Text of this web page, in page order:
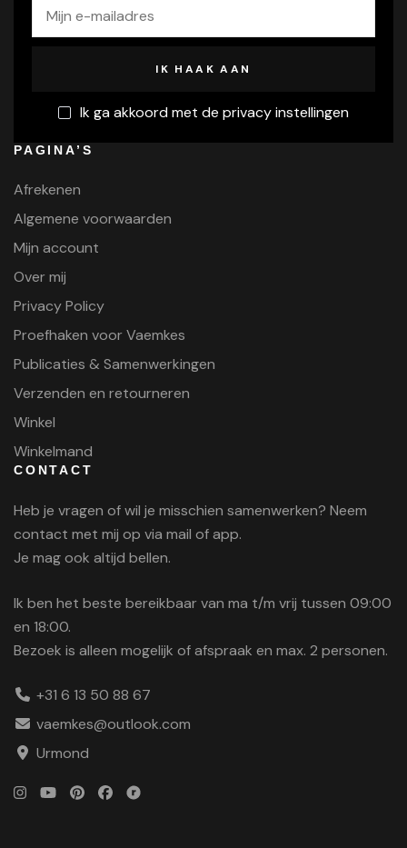
Ik ga akkoord met de privacy instellingen
PAGINA’S
Afrekenen
Algemene voorwaarden
Mijn account
Over mij
Privacy Policy
Proefhaken voor Vaemkes
Publicaties & Samenwerkingen
Verzenden en retourneren
Winkel
Winkelmand
CONTACT
Heb je vragen of wil je misschien samenwerken? Neem
contact met mij op via mail of app.
Je mag ook altijd bellen.
Ik ben het beste bereikbaar van ma t/m vrij tussen 09:00
en 18:00.
Bezoek is alleen mogelijk of afspraak en max. 2 personen.
+31 6 13 50 88 67
vaemkes@outlook.com
Urmond